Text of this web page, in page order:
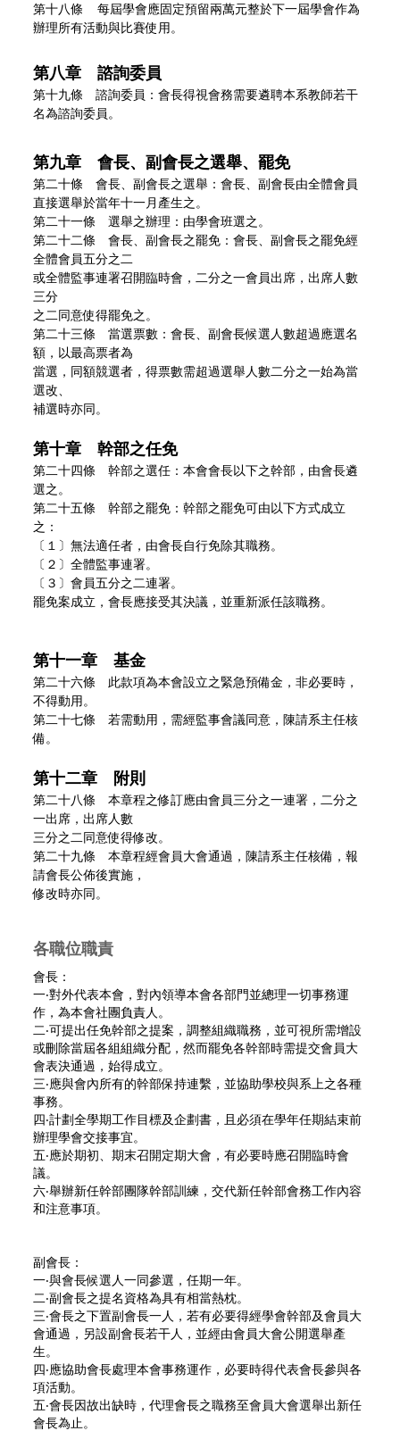
第十八條 每屆學會應固定預留兩萬元整於下一屆學會作為
辦理所有活動與比賽使用。
第八章 諮詢委員
第十九條 諮詢委員：會長得視會務需要遴聘本系教師若干
名為諮詢委員。
第九章 會長、副會長之選舉、罷免
第二十條 會長、副會長之選舉：會長、副會長由全體會員
直接選舉於當年十一月產生之。
第二十一條 選舉之辦理：由學會班選之。
第二十二條 會長、副會長之罷免：會長、副會長之罷免經
全體會員五分之二
或全體監事連署召開臨時會，二分之一會員出席，出席人數
三分
之二同意使得罷免之。
第二十三條 當選票數：會長、副會長候選人數超過應選名
額，以最高票者為
當選，同額競選者，得票數需超過選舉人數二分之一始為當
選改、
補選時亦同。
第十章 幹部之任免
第二十四條 幹部之選任：本會會長以下之幹部，由會長遴
選之。
第二十五條 幹部之罷免：幹部之罷免可由以下方式成立
之：
〔１〕無法適任者，由會長自行免除其職務。
〔２〕全體監事連署。
〔３〕會員五分之二連署。
罷免案成立，會長應接受其決議，並重新派任該職務。
第十一章 基金
第二十六條 此款項為本會設立之緊急預備金，非必要時，
不得動用。
第二十七條 若需動用，需經監事會議同意，陳請系主任核
備。
第十二章 附則
第二十八條 本章程之修訂應由會員三分之一連署，二分之
一出席，出席人數
三分之二同意使得修改。
第二十九條 本章程經會員大會通過，陳請系主任核備，報
請會長公佈後實施，
修改時亦同。
各職位職責
會長：
一‧對外代表本會，對內領導本會各部門並總理一切事務運
作，為本會社團負責人。
二‧可提出任免幹部之提案，調整組織職務，並可視所需增設
或刪除當屆各組組織分配，然而罷免各幹部時需提交會員大
會表決通過，始得成立。
三‧應與會內所有的幹部保持連繫，並協助學校與系上之各種
事務。
四‧計劃全學期工作目標及企劃書，且必須在學年任期結束前
辦理學會交接事宜。
五‧應於期初、期末召開定期大會，有必要時應召開臨時會
議。
六‧舉辦新任幹部團隊幹部訓練，交代新任幹部會務工作內容
和注意事項。
副會長：
一‧與會長候選人一同參選，任期一年。
二‧副會長之提名資格為具有相當熱枕。
三‧會長之下置副會長一人，若有必要得經學會幹部及會員大
會通過，另設副會長若干人，並經由會員大會公開選舉產
生。
四‧應協助會長處理本會事務運作，必要時得代表會長參與各
項活動。
五‧會長因故出缺時，代理會長之職務至會員大會選舉出新任
會長為止。